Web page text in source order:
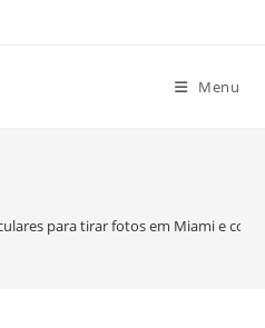
Menu
para tirar fotos em Miami e